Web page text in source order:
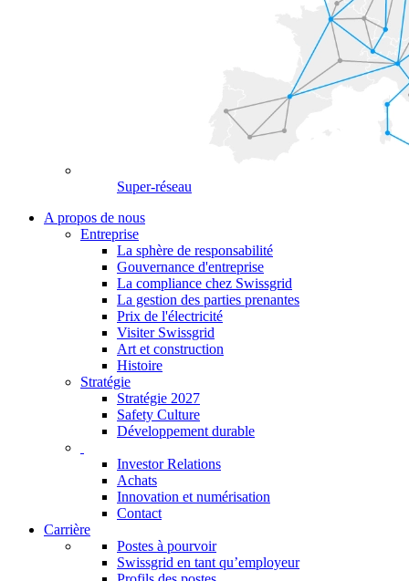
Super-réseau
A propos de nous
Entreprise
La sphère de responsabilité
Gouvernance d'entreprise
La compliance chez Swissgrid
La gestion des parties prenantes
Prix de l'électricité
Visiter Swissgrid
Art et construction
Histoire
Stratégie
Stratégie 2027
Safety Culture
Développement durable
Investor Relations
Achats
Innovation et numérisation
Contact
Carrière
Postes à pourvoir
Swissgrid en tant qu’employeur